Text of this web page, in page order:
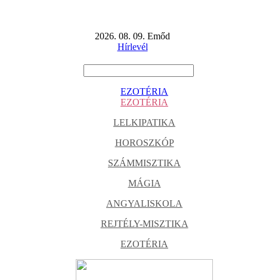
2026. 08. 09. Emőd
Hírlevél
EZOTÉRIA
EZOTÉRIA
LELKIPATIKA
HOROSZKÓP
SZÁMMISZTIKA
MÁGIA
ANGYALISKOLA
REJTÉLY-MISZTIKA
EZOTÉRIA